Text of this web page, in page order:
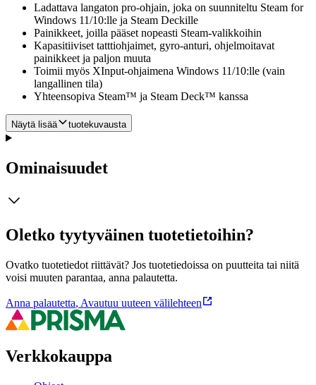
Ladattava langaton pro-ohjain, joka on suunniteltu Steam for
Windows 11/10:lle ja Steam Deckille
Painikkeet, joilla pääset nopeasti Steam-valikkoihin
Kapasitiiviset tatttiohjaimet, gyro-anturi, ohjelmoitavat
painikkeet ja paljon muuta
Toimii myös XInput-ohjaimena Windows 11/10:lle (vain
langallinen tila)
Yhteensopiva Steam™ ja Steam Deck™ kanssa
Näytä lisää tuotekuvausta
Ominaisuudet
Oletko tyytyväinen tuotetietoihin?
Ovatko tuotetiedot riittävät? Jos tuotetiedoissa on puutteita tai niitä
voisi muuten parantaa, anna palautetta.
Anna palautetta, Avautuu uuteen välilehteen
Verkkokauppa